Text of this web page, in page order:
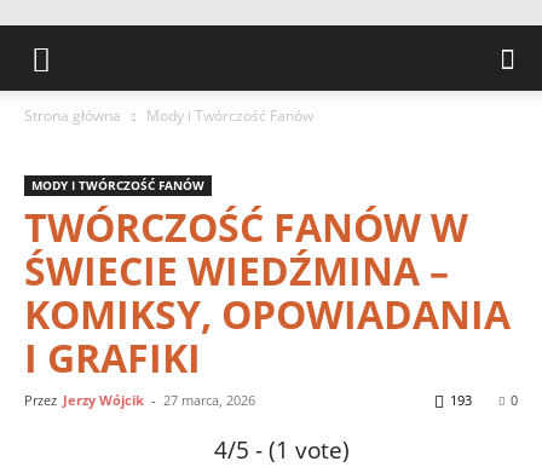
Strona główna Mody i Twórczość Fanów
MODY I TWÓRCZOŚĆ FANÓW
TWÓRCZOŚĆ FANÓW W
ŚWIECIE WIEDŹMINA –
KOMIKSY, OPOWIADANIA
I GRAFIKI
Przez Jerzy Wójcik - 27 marca, 2026 0
193
4/5 - (1 vote)